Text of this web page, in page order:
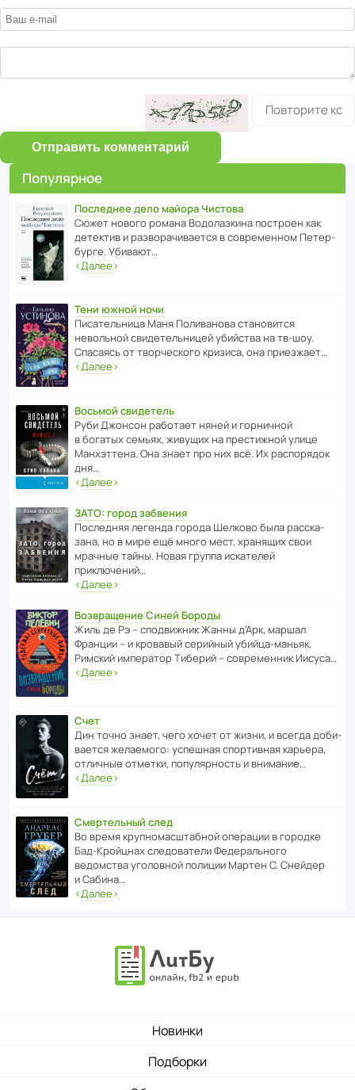
Отправить комментарий
Популярное
Последнее дело майора Чистова
Сюжет нового романа Водо­ла­з­кина пост­роен как
дете­ктив и разво­ра­чи­ва­ется в совре­менном Пете­р­
бурге. Убивают…
‹Далее›
Тени южной ночи
Писа­тель­ница Маня Поли­ва­нова стано­вится
невольной свиде­тель­ницей убийства на тв-шоу.
Спасаясь от твор­че­с­кого кризиса, она приезжает…
‹Далее›
Восьмой свидетель
Руби Джонсон рабо­тает няней и горни­чной
в богатых семьях, живущих на прес­ти­жной улице
Манх­эт­тена. Она знает про них всё. Их распо­рядок
дня…
‹Далее›
ЗАТО: город забвения
После­дняя легенда города Шелково была расска­
зана, но в мире ещё много мест, хранящих свои
мрачные тайны. Новая группа иска­телей
приключений…
‹Далее›
Возвращение Синей Бороды
Жиль де Рэ – спод­ви­жник Жанны д’Арк, маршал
Франции – и кровавый серийный убийца-маньяк.
Римский импе­ратор Тиберий – совре­менник Иисуса…
‹Далее›
Счет
Дин точно знает, чего хочет от жизни, и всегда доби­
ва­ется жела­е­мого: успе­шная спор­ти­вная карьера,
отли­чные отметки, попу­ля­р­ность и внимание…
‹Далее›
Смертельный след
Во время круп­но­мас­ш­та­бной операции в городке
Бад‑Крой­цнах следо­ва­тели Феде­раль­ного
ведомства уголо­вной полиции Мартен С. Снейдер
и Сабина…
‹Далее›
Новинки
Подборки